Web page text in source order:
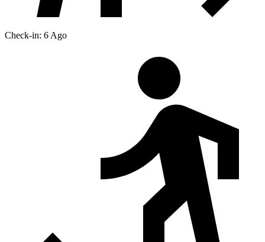
Check-in: 6 Ago